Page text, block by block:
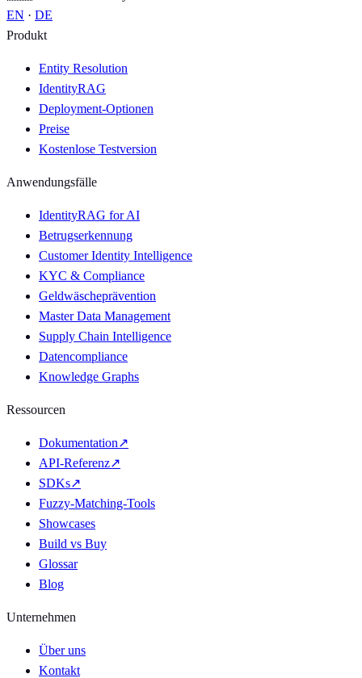
EN · DE
Produkt
Entity Resolution
IdentityRAG
Deployment-Optionen
Preise
Kostenlose Testversion
Anwendungsfälle
IdentityRAG for AI
Betrugserkennung
Customer Identity Intelligence
KYC & Compliance
Geldwäscheprävention
Master Data Management
Supply Chain Intelligence
Datencompliance
Knowledge Graphs
Ressourcen
Dokumentation↗
API-Referenz↗
SDKs↗
Fuzzy-Matching-Tools
Showcases
Build vs Buy
Glossar
Blog
Unternehmen
Über uns
Kontakt